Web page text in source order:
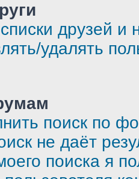
друзей и
удалять
поиск по
не даёт
поиска я